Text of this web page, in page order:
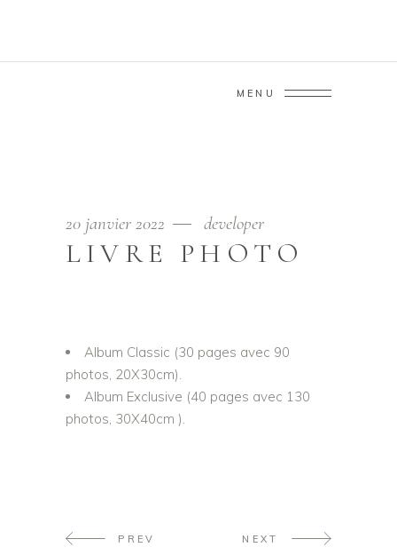
MENU
20 janvier 2022 developer
LIVRE PHOTO
Album Classic (30 pages avec 90
photos, 20X30cm).
Album Exclusive (40 pages avec 130
photos, 30X40cm ).
PREV NEXT